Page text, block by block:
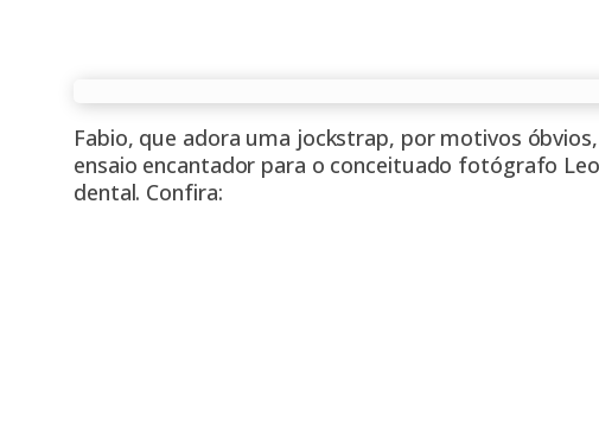
Fabio, que adora uma jockstrap, por motivos
ensaio encantador para o conceituado fotógrafo
dental. Confira: